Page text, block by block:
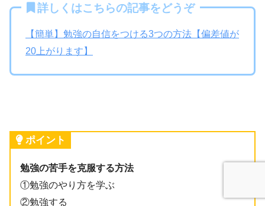
詳しくはこちらの記事をどうぞ
【簡単】勉強の自信をつける3つの方法【偏差値が
20上がります】
ポイント
勉強の苦手を克服する方法
①勉強のやり方を学ぶ
②勉強する